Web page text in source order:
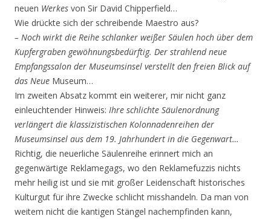
neuen Werkes von Sir David Chipperfield…
Wie drückte sich der schreibende Maestro aus?
– Noch wirkt die Reihe schlanker weißer Säulen hoch über dem
Kupfergraben gewöhnungsbedürftig. Der strahlend neue
Empfangssalon der Museumsinsel verstellt den freien Blick auf
das Neue Museum…
Im zweiten Absatz kommt ein weiterer, mir nicht ganz
einleuchtender Hinweis: Ihre schlichte Säulenordnung
verlängert die klassizistischen Kolonnadenreihen der
Museumsinsel aus dem 19. Jahrhundert in die Gegenwart…
Richtig, die neuerliche Säulenreihe erinnert mich an
gegenwärtige Reklamegags, wo den Reklamefuzzis nichts
mehr heilig ist und sie mit großer Leidenschaft historisches
Kulturgut für ihre Zwecke schlicht misshandeln. Da man von
weitem nicht die kantigen Stängel nachempfinden kann,